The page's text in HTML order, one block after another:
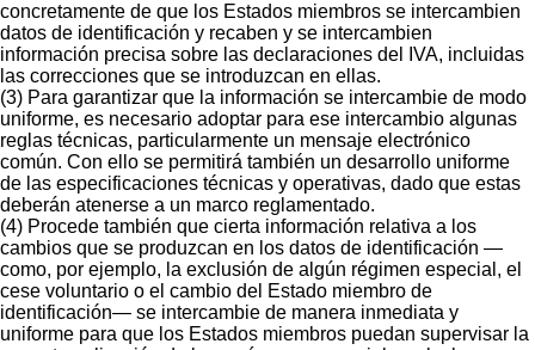
concretamente de que los Estados miembros se intercambien
datos de identificación y recaben y se intercambien
información precisa sobre las declaraciones del IVA, incluidas
las correcciones que se introduzcan en ellas.
(3) Para garantizar que la información se intercambie de modo
uniforme, es necesario adoptar para ese intercambio algunas
reglas técnicas, particularmente un mensaje electrónico
común. Con ello se permitirá también un desarrollo uniforme
de las especificaciones técnicas y operativas, dado que estas
deberán atenerse a un marco reglamentado.
(4) Procede también que cierta información relativa a los
cambios que se produzcan en los datos de identificación —
como, por ejemplo, la exclusión de algún régimen especial, el
cese voluntario o el cambio del Estado miembro de
identificación— se intercambie de manera inmediata y
uniforme para que los Estados miembros puedan supervisar la